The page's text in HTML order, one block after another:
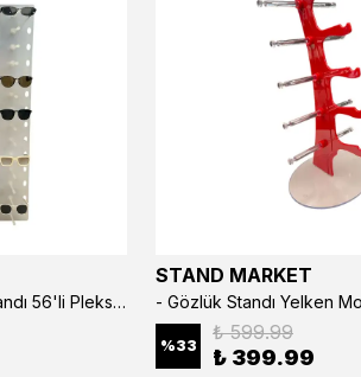
- Duvara Monte Gözlük Standı 56'li Pleksi Glass | 99x67 cm Gözlük Teşhir Standı
STAND MARKET
%33
₺ 599.99
₺ 399.99